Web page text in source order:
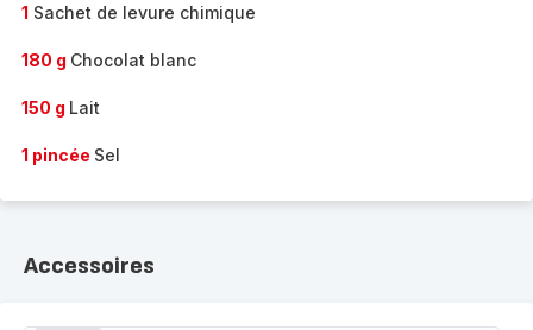
1 Sachet de levure chimique
180 g Chocolat blanc
150 g Lait
1 pincée Sel
Accessoires